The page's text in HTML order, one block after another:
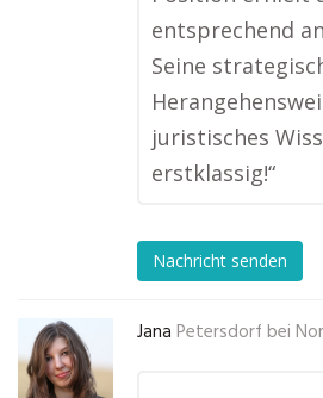
entsprechend
Seine
juristisches
erstklassig!“
Nachricht senden
Jana Petersdorf bei